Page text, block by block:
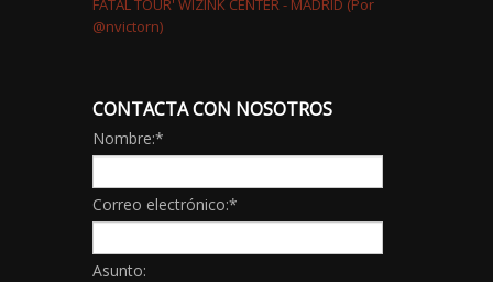
CONTACTA CON NOSOTROS
Nombre:*
Correo electrónico:*
Asunto: